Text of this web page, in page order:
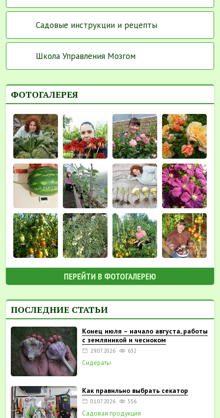
Садовые инструкции и рецепты
Школа Управления Мозгом
ФОТОГАЛЕРЕЯ
ПЕРЕЙТИ В ФОТОГАЛЕРЕЮ
ПОСЛЕДНИЕ СТАТЬИ
Конец июля – начало августа, работы
с земляникой и чесноком
29.07.2026 632
Сидераты
Как правильно выбрать секатор
01.07.2026 556
Садовая продукция